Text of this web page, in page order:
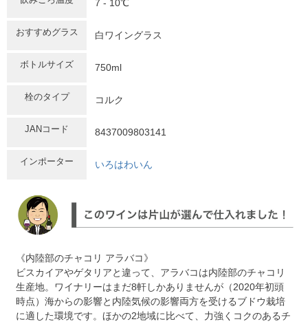
7 - 10℃
おすすめグラス 白ワイングラス
ボトルサイズ 750ml
栓のタイプ コルク
JANコード 8437009803141
インポーター いろはわいん
《内陸部のチャコリ アラバコ》
ビスカイアやゲタリアと違って、アラバコは内陸部のチャコリ
生産地。ワイナリーはまだ8軒しかありませんが（2020年初頭
時点）海からの影響と内陸気候の影響両方を受けるブドウ栽培
に適した環境です。ほかの2地域に比べて、力強くコクのあるチ